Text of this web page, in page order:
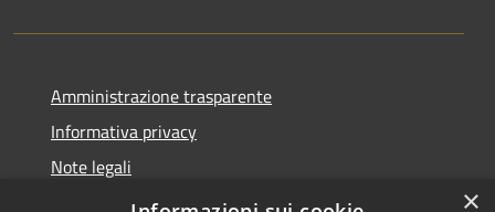
Amministrazione trasparente
Informativa privacy
Note legali
Dichiarazione di accessibilità
×